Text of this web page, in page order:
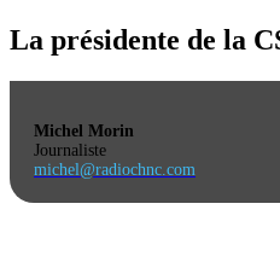
La présidente de la
Michel Morin
Journaliste
michel@radiochnc.com